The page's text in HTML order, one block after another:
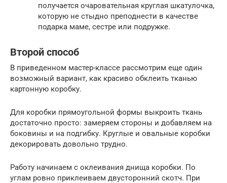
получается очаровательная круглая шкатулочка,
которую не стыдно преподнести в качестве
подарка маме, сестре или подружке.
Второй способ
В приведенном мастер-классе рассмотрим еще один
возможный вариант, как красиво обклеить тканью
картонную коробку.
Для коробки прямоугольной формы выкроить ткань
достаточно просто: замеряем стороны и добавляем на
боковины и на подгибку. Круглые и овальные коробки
декорировать довольно трудно.
Работу начинаем с оклеивания днища коробки. По
углам ровно приклеиваем двусторонний скотч. При